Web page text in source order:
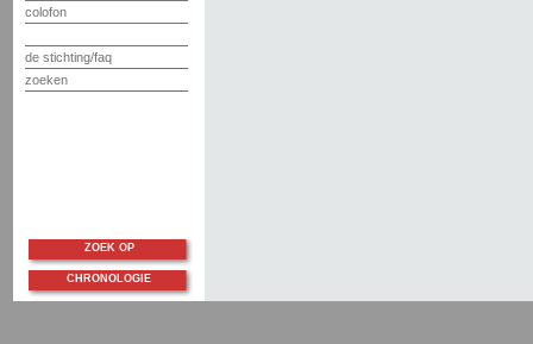
colofon
de stichting/faq
zoeken
ZOEK OP
CHRONOLOGIE